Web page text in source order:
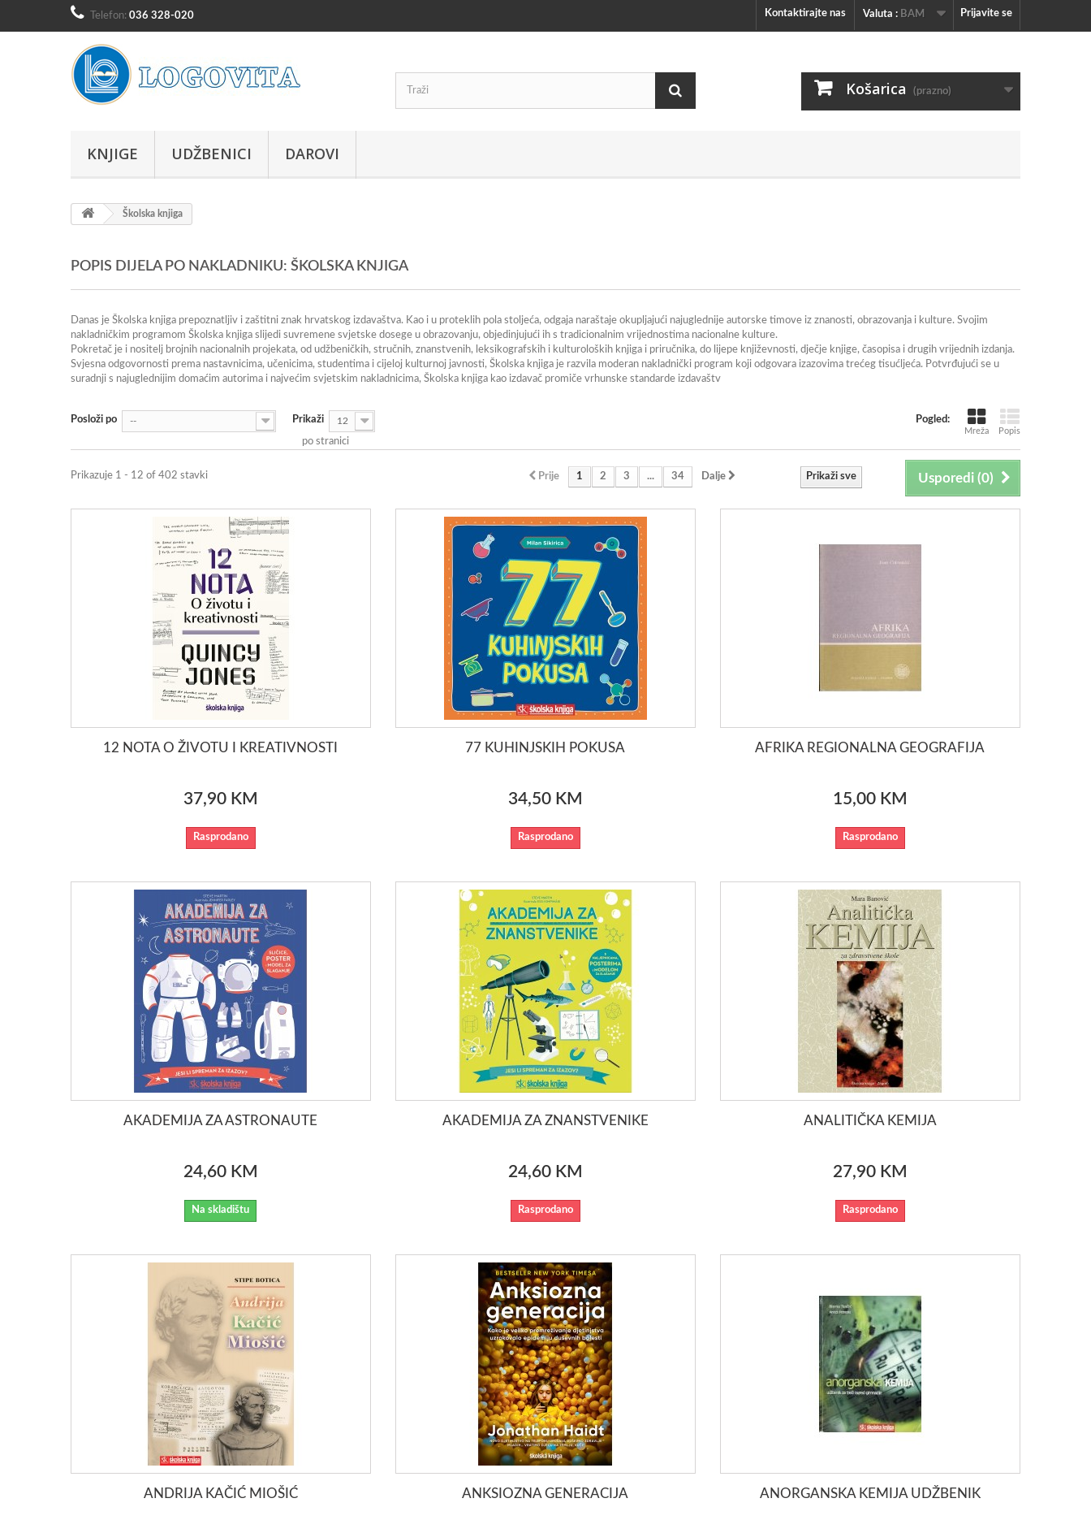
Prijavite se
Valuta : BAM
Kontaktirajte nas
Telefon: 036 328-020
Košarica (prazno)
KNJIGE UDŽBENICI DAROVI
Školska knjiga
POPIS DIJELA PO NAKLADNIKU: ŠKOLSKA KNJIGA
Danas je Školska knjiga prepoznatljiv i zaštitni znak hrvatskog izdavaštva. Kao i u proteklih pola stoljeća, odgaja naraštaje okupljajući najuglednije autorske timove iz znanosti, obrazovanja i kulture. Svojim
nakladničkim programom Školska knjiga slijedi suvremene svjetske dosege u obrazovanju, objedinjujući ih s tradicionalnim vrijednostima nacionalne kulture.
Pokretač je i nositelj brojnih nacionalnih projekata, od udžbeničkih, stručnih, znanstvenih, leksikografskih i kulturoloških knjiga i priručnika, do lijepe književnosti, dječje knjige, časopisa i drugih vrijednih izdanja.
Svjesna odgovornosti prema nastavnicima, učenicima, studentima i cijeloj kulturnoj javnosti, Školska knjiga je razvila moderan nakladnički program koji odgovara izazovima trećeg tisućljeća. Potvrđujući se u
suradnji s najuglednijim domaćim autorima i najvećim svjetskim nakladnicima, Školska knjiga kao izdavač promiče vrhunske standarde izdavaštv
Pogled:
Mreža Popis
Posloži po -- Prikaži 12
po stranici
Usporedi (0)
Prikaži sve
Prije 1 2 3 ... 34 Dalje
Prikazuje 1 - 12 of 402 stavki
12 NOTA O ŽIVOTU I KREATIVNOSTI
37,90 KM
Rasprodano
77 KUHINJSKIH POKUSA
34,50 KM
Rasprodano
AFRIKA REGIONALNA GEOGRAFIJA
15,00 KM
Rasprodano
AKADEMIJA ZA ASTRONAUTE
24,60 KM
Na skladištu
AKADEMIJA ZA ZNANSTVENIKE
24,60 KM
Rasprodano
ANALITIČKA KEMIJA
27,90 KM
Rasprodano
ANDRIJA KAČIĆ MIOŠIĆ ANKSIOZNA GENERACIJA ANORGANSKA KEMIJA UDŽBENIK